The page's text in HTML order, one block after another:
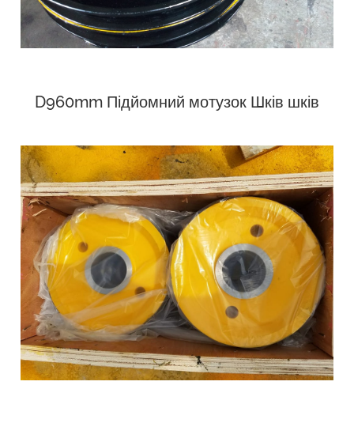
D960mm Підйомний мотузок Шків шків